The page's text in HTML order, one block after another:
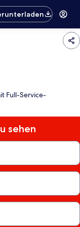
Full-Service-
sehen